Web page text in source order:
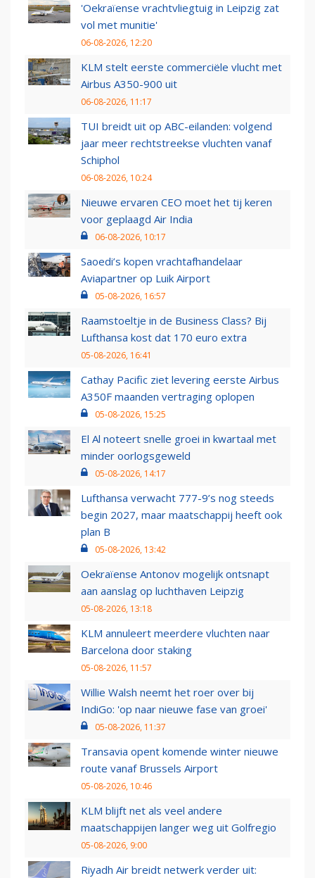
'Oekraïense vrachtvliegtuig in Leipzig zat
vol met munitie'
06-08-2026, 12:20
KLM stelt eerste commerciële vlucht met
Airbus A350-900 uit
06-08-2026, 11:17
TUI breidt uit op ABC-eilanden: volgend
jaar meer rechtstreekse vluchten vanaf
Schiphol
06-08-2026, 10:24
Nieuwe ervaren CEO moet het tij keren
voor geplaagd Air India
06-08-2026, 10:17
Saoedi’s kopen vrachtafhandelaar
Aviapartner op Luik Airport
05-08-2026, 16:57
Raamstoeltje in de Business Class? Bij
Lufthansa kost dat 170 euro extra
05-08-2026, 16:41
Cathay Pacific ziet levering eerste Airbus
A350F maanden vertraging oplopen
05-08-2026, 15:25
El Al noteert snelle groei in kwartaal met
minder oorlogsgeweld
05-08-2026, 14:17
Lufthansa verwacht 777-9’s nog steeds
begin 2027, maar maatschappij heeft ook
plan B
05-08-2026, 13:42
Oekraïense Antonov mogelijk ontsnapt
aan aanslag op luchthaven Leipzig
05-08-2026, 13:18
KLM annuleert meerdere vluchten naar
Barcelona door staking
05-08-2026, 11:57
Willie Walsh neemt het roer over bij
IndiGo: 'op naar nieuwe fase van groei'
05-08-2026, 11:37
Transavia opent komende winter nieuwe
route vanaf Brussels Airport
05-08-2026, 10:46
KLM blijft net als veel andere
maatschappijen langer weg uit Golfregio
05-08-2026, 9:00
Riyadh Air breidt netwerk verder uit: